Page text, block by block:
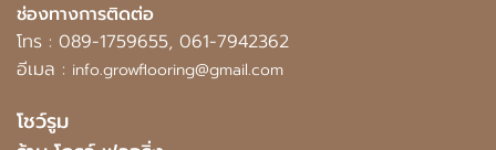
ช่องทางการติดต่อ
โทร : 089-1759655, 061-7942362
อีเมล : info.growflooring@gmail.com
โชว์รูม